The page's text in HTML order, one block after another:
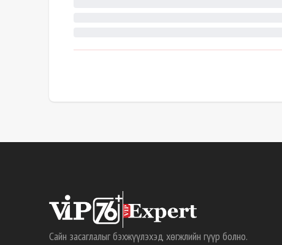
Сайн засаглалыг бэхжүүлэхэд хөгжлийн гүүр болно.